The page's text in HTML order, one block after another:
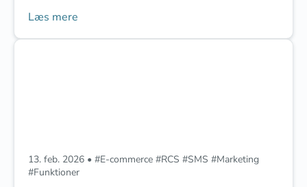
Læs mere
13. feb. 2026 • #E-commerce #RCS #SMS #Marketing
#Funktioner